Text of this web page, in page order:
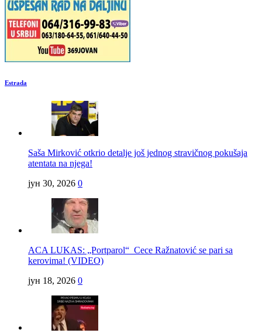
Estrada
Saša Mirković otkrio detalje još jednog stravičnog pokušaja
atentata na njega!
јун 30, 2026 0
ACA LUKAS: „Portparol“ Cece Ražnatović se pari sa
kerovima! (VIDEO)
јун 18, 2026 0